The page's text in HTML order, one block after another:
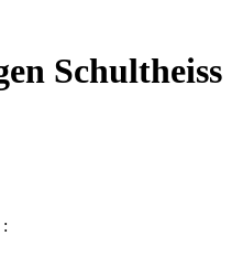
Schultheiss
: